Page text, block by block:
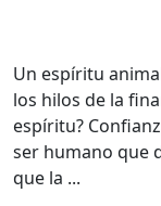
Un espíritu
los hilos de la
espíritu?
ser humano que
que la ...